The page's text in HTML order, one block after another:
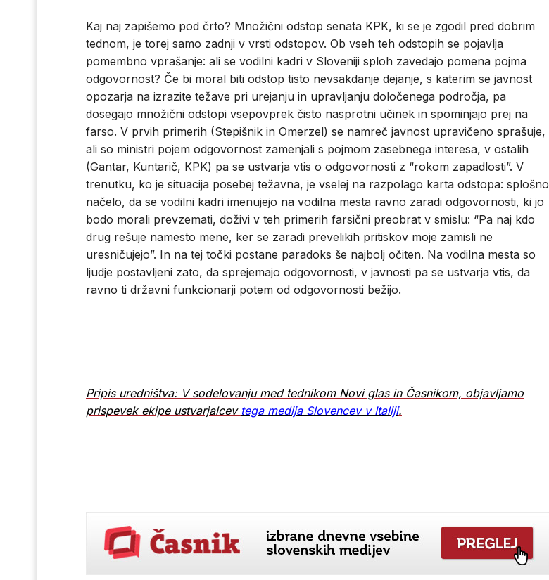
Kaj naj zapišemo pod črto? Množični odstop senata KPK, ki se je zgodil pred dobrim
tednom, je torej samo zadnji v vrsti odstopov. Ob vseh teh odstopih se pojavlja
pomembno vprašanje: ali se vodilni kadri v Sloveniji sploh zavedajo pomena pojma
odgovornost? Če bi moral biti odstop tisto nevsakdanje dejanje, s katerim se javnost
opozarja na izrazite težave pri urejanju in upravljanju določenega področja, pa
dosegajo množični odstopi vsepovprek čisto nasprotni učinek in spominjajo prej na
farso. V prvih primerih (Stepišnik in Omerzel) se namreč javnost upravičeno sprašuje,
ali so ministri pojem odgovornost zamenjali s pojmom zasebnega interesa, v ostalih
(Gantar, Kuntarič, KPK) pa se ustvarja vtis o odgovornosti z “rokom zapadlosti”. V
trenutku, ko je situacija posebej težavna, je vselej na razpolago karta odstopa: splošno
načelo, da se vodilni kadri imenujejo na vodilna mesta ravno zaradi odgovornosti, ki jo
bodo morali prevzemati, doživi v teh primerih farsični preobrat v smislu: “Pa naj kdo
drug rešuje namesto mene, ker se zaradi prevelikih pritiskov moje zamisli ne
uresničujejo”. In na tej točki postane paradoks še najbolj očiten. Na vodilna mesta so
ljudje postavljeni zato, da sprejemajo odgovornosti, v javnosti pa se ustvarja vtis, da
ravno ti državni funkcionarji potem od odgovornosti bežijo.
Pripis uredništva: V sodelovanju med tednikom Novi glas in Časnikom, objavljamo
prispevek ekipe ustvarjalcev tega medija Slovencev v Italiji.